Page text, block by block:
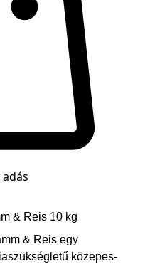
& Reis 10 kg
& Reis egy
közepes-